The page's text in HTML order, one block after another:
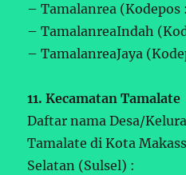
– Tamalanrea (Kodepos
– TamalanreaIndah
– TamalanreaJaya
11. Kecamatan Tamalate
Daftar nama Desa/
Tamalate di Kota
Selatan (Sulsel) :